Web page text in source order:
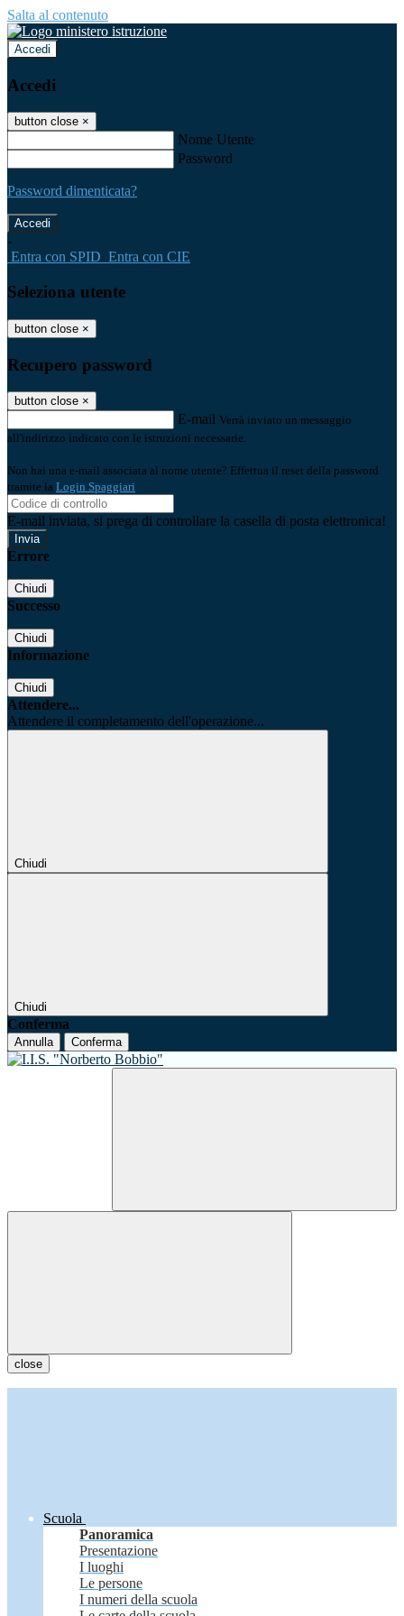
Salta al contenuto
Accedi
Accedi
button close ×
Nome Utente
Password
Password dimenticata?
-
Entra con SPID Entra con CIE
Seleziona utente
button close ×
Recupero password
button close ×
E-mail Verrà inviato un messaggio
all'indirizzo indicato con le istruzioni necessarie.
Non hai una e-mail associata al nome utente? Effettua il reset della password
tramite la Login Spaggiari
E-mail inviata, si prega di controllare la casella di posta elettronica!
Errore
Chiudi
Successo
Chiudi
Informazione
Chiudi
Attendere...
Attendere il completamento dell'operazione...
Chiudi
Chiudi
Conferma
Annulla Conferma
close
Scuola
Panoramica
Presentazione
I luoghi
Le persone
I numeri della scuola